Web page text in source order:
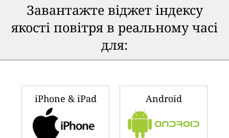
Завантажте віджет індексу
якості повітря в реальному часі
для:
iPhone & iPad Android